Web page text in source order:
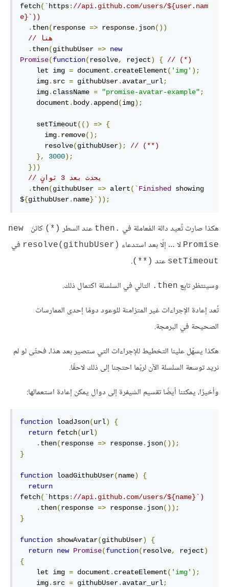
fetch(` https: //api.github.com/users/${user.nam
e}`))
. then(response => response. json())
// هنا
. then(githubUser => new
Promise(function(resolve, reject) { // (*)
    let img
= document . createElement( 'img' );
    img
. src = githubUser. avatar_url;
    img
. className = "promise-avatar-example" ;
    document
. body. append (img);
    setTimeout
(() => {
      img
. remove();
      resolve
(githubUser);
// (**)
},
3000);
}))
// يحدث بعد 3 ثوانٍ
. then(githubUser => alert(`Finished
showing
${githubUser. name}`));
هكذا صارت تُعيد دالة المُعاملة في .then عند السطر (*) كائنَ
new
Promise لا … إلّا بعد استدعاء resolve(githubUser)‎ في
setTimeout عند (**)
.
وسينتظر تابِع ‎.then التالي في السلسلة اكتمال ذلك.
تُعد إعادة الإجراءات غير المتزامنة للوعود دومًا إحدى الممارسات
الصحيحة في البرمجة.
هكذا يسهّل علينا التخطيط للإجراءات التي ستصير بعد هذا، فحتّى لو لم
نريد توسعة السلسلة الآن لربّما احتجنا إلى ذلك لاحقًا.
وأخيرًا، يمكننا أيضًا تقسيم الشيفرة إلى دوال يمكن إعادة استعمالها:
function loadJson(url)
{
return fetch(url)
. then(response => response. json());
}
function loadGithubUser(name)
{
return
fetch(` https: //api.github.com/users/${name}`)
. then(response => response. json());
}
function showAvatar(githubUser)
{
return new Promise(function(resolve, reject)
{
    let img
= document . createElement( 'img' );
    img
. src = githubUser. avatar_url;